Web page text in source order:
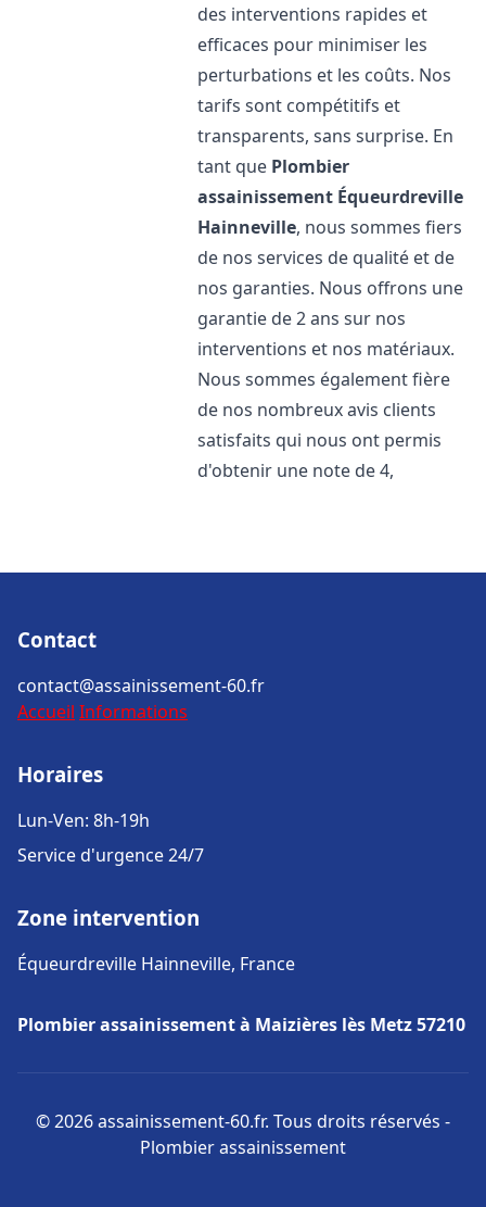
des interventions rapides et
efficaces pour minimiser les
perturbations et les coûts. Nos
tarifs sont compétitifs et
transparents, sans surprise. En
tant que Plombier
assainissement Équeurdreville
Hainneville, nous sommes fiers
de nos services de qualité et de
nos garanties. Nous offrons une
garantie de 2 ans sur nos
interventions et nos matériaux.
Nous sommes également fière
de nos nombreux avis clients
satisfaits qui nous ont permis
d'obtenir une note de 4,
Contact
contact@assainissement-60.fr
Accueil Informations
Horaires
Lun-Ven: 8h-19h
Service d'urgence 24/7
Zone intervention
Équeurdreville Hainneville, France
Plombier assainissement à Maizières lès Metz 57210
© 2026 assainissement-60.fr. Tous droits réservés -
Plombier assainissement